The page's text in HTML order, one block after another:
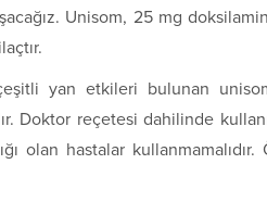
Unisom, 25 mg
yan etkileri bulunan
Doktor reçetesi dahilinde
olan hastalar